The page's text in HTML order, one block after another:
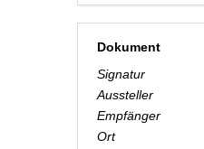
Dokument
Signatur
Aussteller
Empfänger
Ort